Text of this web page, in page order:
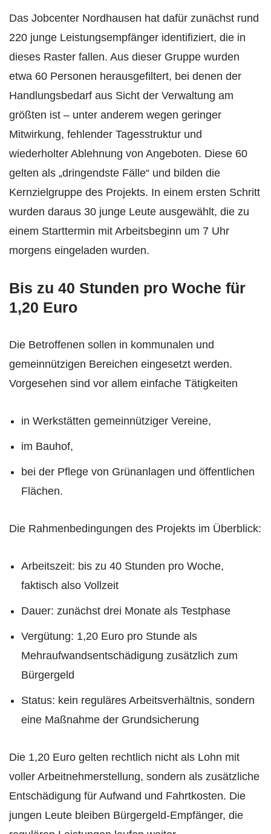
Das Jobcenter Nordhausen hat dafür zunächst rund
220 junge Leistungsempfänger identifiziert, die in
dieses Raster fallen. Aus dieser Gruppe wurden
etwa 60 Personen herausgefiltert, bei denen der
Handlungsbedarf aus Sicht der Verwaltung am
größten ist – unter anderem wegen geringer
Mitwirkung, fehlender Tagesstruktur und
wiederholter Ablehnung von Angeboten. Diese 60
gelten als „dringendste Fälle“ und bilden die
Kernzielgruppe des Projekts. In einem ersten Schritt
wurden daraus 30 junge Leute ausgewählt, die zu
einem Starttermin mit Arbeitsbeginn um 7 Uhr
morgens eingeladen wurden.
Bis zu 40 Stunden pro Woche für
1,20 Euro
Die Betroffenen sollen in kommunalen und
gemeinnützigen Bereichen eingesetzt werden.
Vorgesehen sind vor allem einfache Tätigkeiten
in Werkstätten gemeinnütziger Vereine,
im Bauhof,
bei der Pflege von Grünanlagen und öffentlichen
Flächen.
Die Rahmenbedingungen des Projekts im Überblick:
Arbeitszeit: bis zu 40 Stunden pro Woche,
faktisch also Vollzeit
Dauer: zunächst drei Monate als Testphase
Vergütung: 1,20 Euro pro Stunde als
Mehraufwandsentschädigung zusätzlich zum
Bürgergeld
Status: kein reguläres Arbeitsverhältnis, sondern
eine Maßnahme der Grundsicherung
Die 1,20 Euro gelten rechtlich nicht als Lohn mit
voller Arbeitnehmerstellung, sondern als zusätzliche
Entschädigung für Aufwand und Fahrtkosten. Die
jungen Leute bleiben Bürgergeld-Empfänger, die